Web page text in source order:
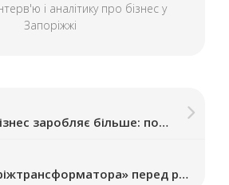
і аналітику про бізнес у
Запоріжжі
Запорізький бізнес заробляє більше: податок на прибуток зріс на 28%
Борг «Запоріжтрансформатора» перед російським банком виставили на аукціон